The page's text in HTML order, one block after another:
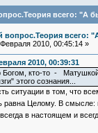
всего: "А
вопрос.Теория всего:
2010, 00:45:14 »
2010, 00:39:31
Богом, кто-то -
сознания...
ситуации в том, что
равна Целому. В смысле:
в настоящем и